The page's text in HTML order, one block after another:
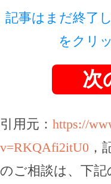
記事はまだ終了
をクリ
次
引用元： https://
v=RKQAfi2itU0 ，
のご相談は、下